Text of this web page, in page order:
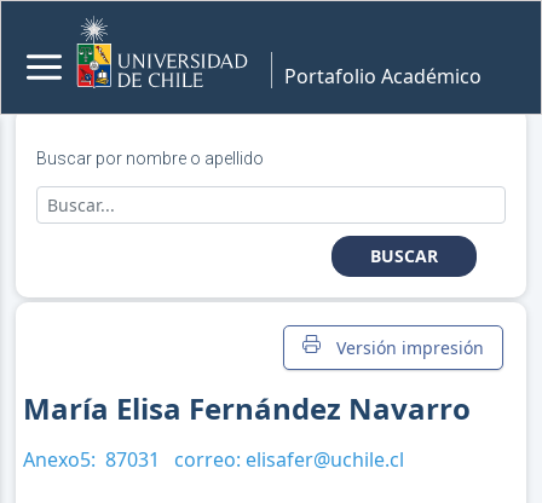
Portafolio Académico
Buscar por nombre o apellido
BUSCAR
Versión impresión
María Elisa Fernández Navarro
Anexo5: 87031 correo: elisafer@uchile.cl